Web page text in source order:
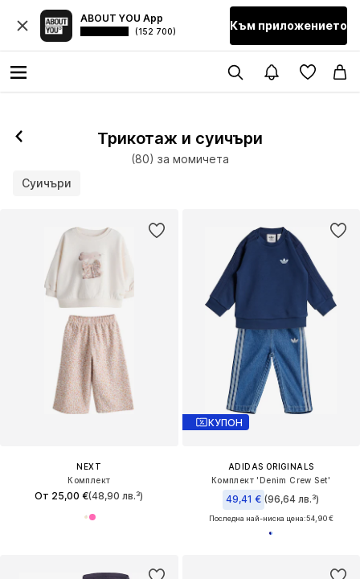
ABOUT YOU App
(152 700) Към приложението
Трикотаж и суичъри
(80) за момичета
Суичъри
NEXT
Комплект
От 25,00 €(48,90 лв.³)
КУПОН
ADIDAS ORIGINALS
Комплект 'Denim Crew Set'
49,41 € (96,64 лв.³)
Последна най-ниска цена:54,90 €